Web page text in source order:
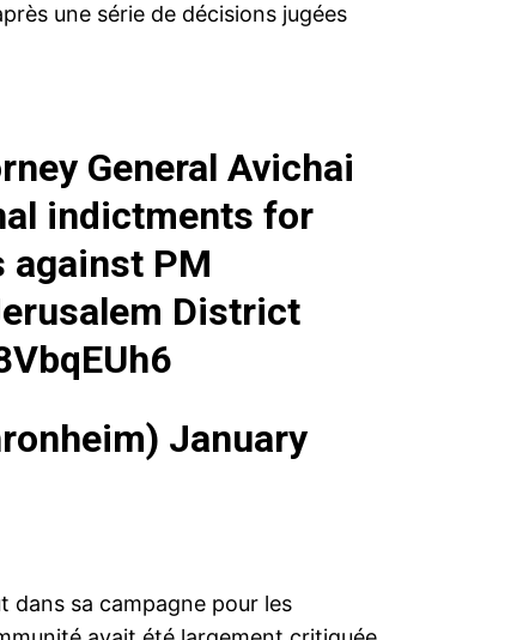
une série de décisions jugées
General Avichai
indictments for
against PM
District
January
dans sa campagne pour les